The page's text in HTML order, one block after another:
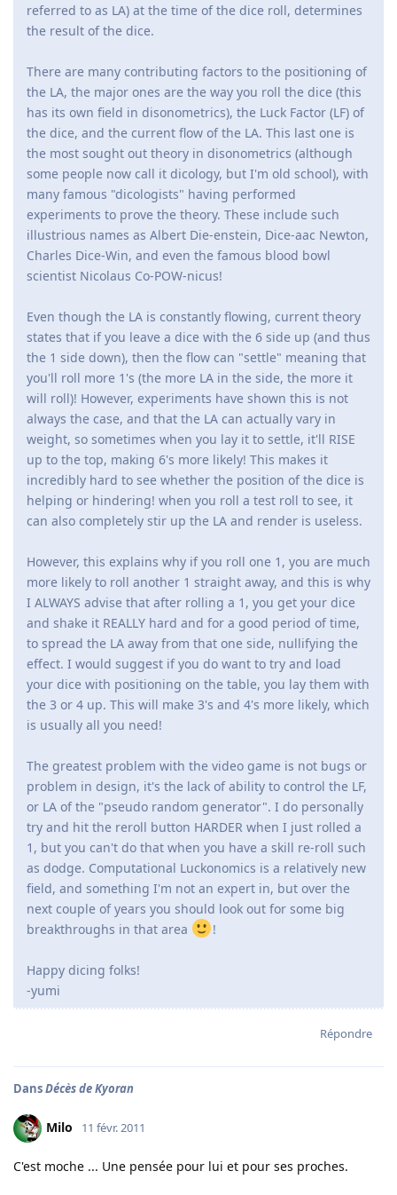
referred to as LA) at the time of the dice roll, determines
the result of the dice.
There are many contributing factors to the positioning of
the LA, the major ones are the way you roll the dice (this
has its own field in disonometrics), the Luck Factor (LF) of
the dice, and the current flow of the LA. This last one is
the most sought out theory in disonometrics (although
some people now call it dicology, but I'm old school), with
many famous "dicologists" having performed
experiments to prove the theory. These include such
illustrious names as Albert Die-enstein, Dice-aac Newton,
Charles Dice-Win, and even the famous blood bowl
scientist Nicolaus Co-POW-nicus!
Even though the LA is constantly flowing, current theory
states that if you leave a dice with the 6 side up (and thus
the 1 side down), then the flow can "settle" meaning that
you'll roll more 1's (the more LA in the side, the more it
will roll)! However, experiments have shown this is not
always the case, and that the LA can actually vary in
weight, so sometimes when you lay it to settle, it'll RISE
up to the top, making 6's more likely! This makes it
incredibly hard to see whether the position of the dice is
helping or hindering! when you roll a test roll to see, it
can also completely stir up the LA and render is useless.
However, this explains why if you roll one 1, you are much
more likely to roll another 1 straight away, and this is why
I ALWAYS advise that after rolling a 1, you get your dice
and shake it REALLY hard and for a good period of time,
to spread the LA away from that one side, nullifying the
effect. I would suggest if you do want to try and load
your dice with positioning on the table, you lay them with
the 3 or 4 up. This will make 3's and 4's more likely, which
is usually all you need!
The greatest problem with the video game is not bugs or
problem in design, it's the lack of ability to control the LF,
or LA of the "pseudo random generator". I do personally
try and hit the reroll button HARDER when I just rolled a
1, but you can't do that when you have a skill re-roll such
as dodge. Computational Luckonomics is a relatively new
field, and something I'm not an expert in, but over the
next couple of years you should look out for some big
breakthroughs in that area
!
Happy dicing folks!
-yumi
Répondre
DansDécès de Kyoran
Milo 11 févr. 2011
C'est moche ... Une pensée pour lui et pour ses proches.